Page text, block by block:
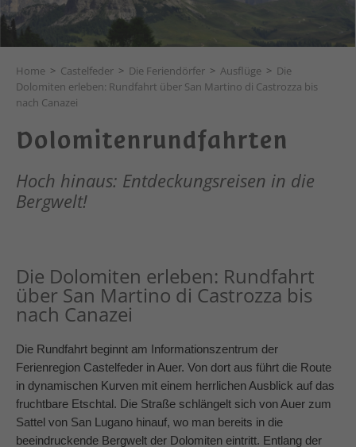
Home > Castelfeder > Die Feriendörfer > Ausflüge > Die
Dolomiten erleben: Rundfahrt über San Martino di Castrozza bis
nach Canazei
Dolomitenrundfahrten
Hoch hinaus: Entdeckungsreisen in die
Bergwelt!
Die Dolomiten erleben: Rundfahrt
über San Martino di Castrozza bis
nach Canazei
Die Rundfahrt beginnt am Informationszentrum der
Ferienregion Castelfeder in Auer. Von dort aus führt die Route
in dynamischen Kurven mit einem herrlichen Ausblick auf das
fruchtbare Etschtal. Die Straße schlängelt sich von Auer zum
Sattel von San Lugano hinauf, wo man bereits in die
beeindruckende Bergwelt der Dolomiten eintritt. Entlang der